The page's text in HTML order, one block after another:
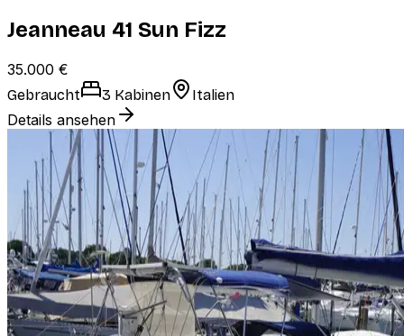
Jeanneau 41 Sun Fizz
35.000 €
Gebraucht 3 Kabinen Italien
Details ansehen